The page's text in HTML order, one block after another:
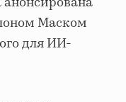
Маском
для ИИ-